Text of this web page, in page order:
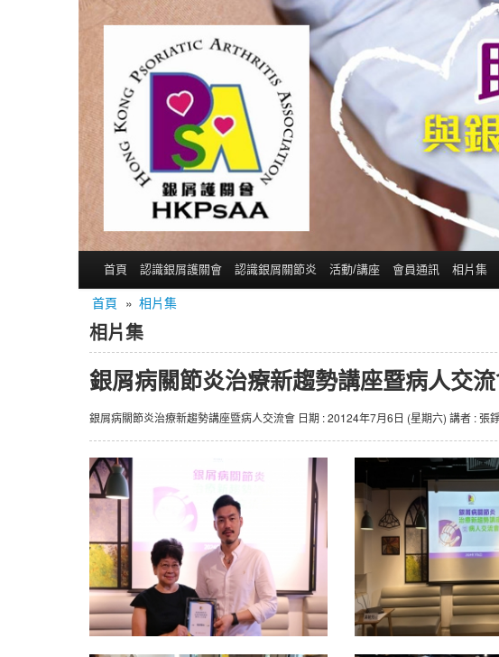
首頁 認識銀屑護關會 認識銀屑關節炎 活動/講座 會員通訊 相片集
首頁 » 相片集
相片集
銀屑病關節炎治療新趨勢講座暨病人交
銀屑病關節炎治療新趨勢講座暨病人交流會 日期 : 20124年7月6日 (星期六) 講者 : 張